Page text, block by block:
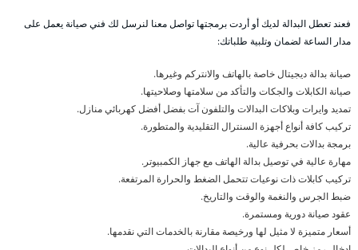
فعند تعطل البدالة لديك أو أردت برمجتها تواصل معنا لنرسل لك فني صيانة يعمل على
مدار الساعة لضمان وتلبية طلباتك:
صيانة بدالة ديجيتال خاصة بالهاتف والانتركم وغيرها.
صيانة الكابلات والجكات والتأكد من سلامتها وصلاحيتها.
تمديد وايرات وبلاكات البدالات والتلفون آت بفضل أفضل كهربائي منازل.
تركيب كافة أنواع أجهزة السنترال التقليدية والمتطورة.
برمجة بدالات بحرفية عالية.
مهارة عالية في توصيل بدالة الهاتف مع جهاز الكمبيوتر.
تركيب كابلات ذات نوعيات تتحمل الضغط والحرارة المرتفعة.
ضبط الجرس والنغمة والوقت والتاريخ.
عقود صيانة دورية ومستمرة.
أسعار متميزة لا مثيل لها ورخيصة مقارنة بالخدمات التي نقدمها.